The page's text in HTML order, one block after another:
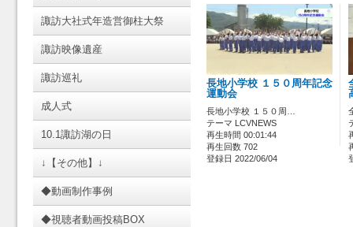
諏訪大社式年造営御柱大祭
諏訪映像遺産
諏訪巡礼
成人式
10.1諏訪湖の日
↓【その他】↓
◆動画制作事例
◆視聴者動画投稿BOX
長地小学校 １５０周年記念
運動会
長地小学校 １５０周…
テーマ LCVNEWS
再生時間 00:01:44
再生回数 702
登録日 2022/06/04